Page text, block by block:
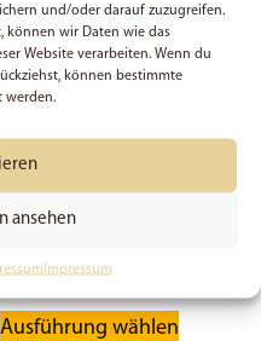
und/oder darauf zuzugreifen.
können wir Daten wie das
Website verarbeiten. Wenn du
können bestimmte
werden.
ansehen
Impressum
Wochenplaner 2.
Korinther 5:14 | A4 |
Blatt | Geschenk |
Querformat
ab9,49€
Ausführung wählen
Dieses
Produkt